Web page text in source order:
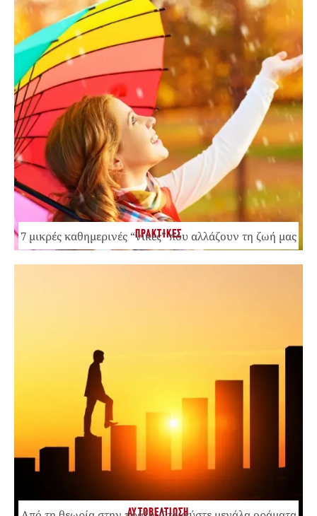
ΠΡΑΚΤΙΚΕΣ
7 μικρές καθημερινές “νίκες” που αλλάζουν τη ζωή μας
ΑΥΤΟΒΕΛΤΙΩΣΗ